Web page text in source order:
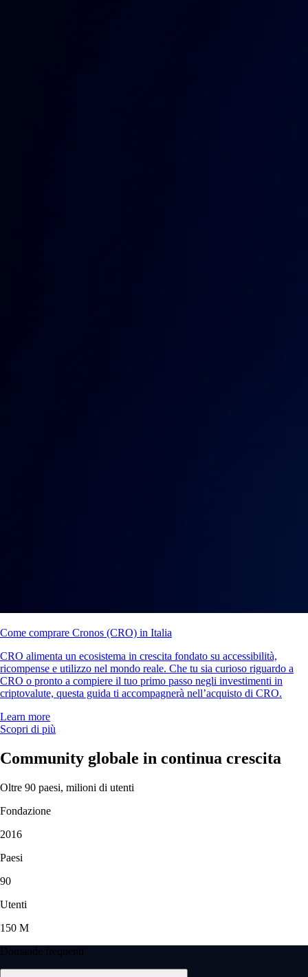
Come comprare Cronos (CRO) in Italia
CRO alimenta un ecosistema in crescita fondato su accessibilità,
ricompense e utilizzo nel mondo reale. Che tu sia curioso riguardo a
CRO o pronto a compiere il tuo primo passo negli investimenti in
criptovalute, questa guida ti accompagnerà nell’acquisto di CRO.
Learn more
Scopri di più
Community globale in continua crescita
Oltre 90 paesi, milioni di utenti
Fondazione
2016
Paesi
90
Utenti
150 M
Domande frequenti